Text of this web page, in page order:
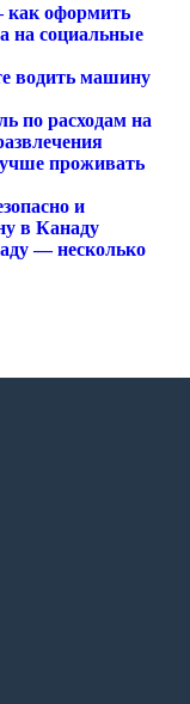
как оформить
на социальные
водить машину
по расходам на
проживать
и
в Канаду
— несколько